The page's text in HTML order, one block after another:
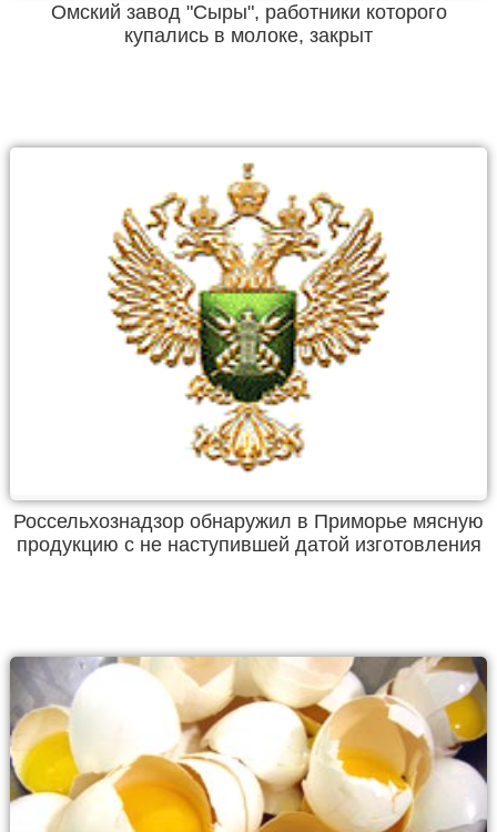
Омский завод "Сыры", работники которого
купались в молоке, закрыт
Россельхознадзор обнаружил в Приморье мясную
продукцию с не наступившей датой изготовления